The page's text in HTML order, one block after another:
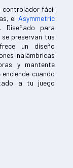
controlador fácil
el Asymmetric
para
preservan tus
un diseño
inalámbricas
y mantente
cuando
a tu juego